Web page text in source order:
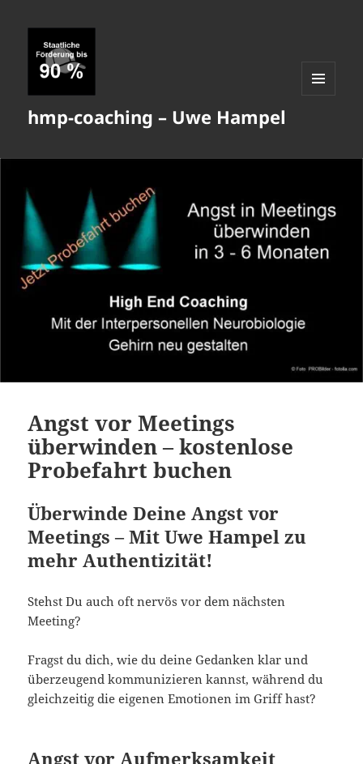
hmp-coaching – Uwe Hampel
Angst vor Meetings
überwinden – kostenlose
Probefahrt buchen
Überwinde Deine Angst vor
Meetings – Mit Uwe Hampel zu
mehr Authentizität!
Stehst Du auch oft nervös vor dem nächsten
Meeting?
Fragst du dich, wie du deine Gedanken klar und
überzeugend kommunizieren kannst, während du
gleichzeitig die eigenen Emotionen im Griff hast?
Angst vor Aufmerksamkeit